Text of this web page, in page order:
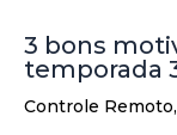
3 bons
temporada
Controle Remoto,